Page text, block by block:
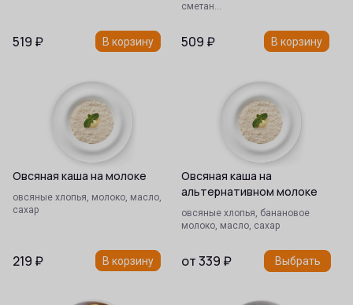
519 ₽ В корзину
сметан…
509 ₽ В корзину
Овсяная каша на молоке
овсяные хлопья, молоко, масло,
сахар
219 ₽ В корзину
Овсяная каша на
альтернативном молоке
овсяные хлопья, банановое
молоко, масло, сахар
от339 ₽ Выбрать